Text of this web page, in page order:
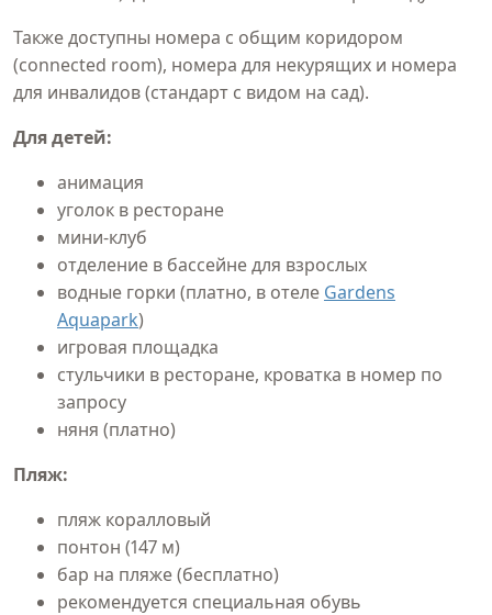
Также доступны номера с общим коридором
(connected room), номера для некурящих и номера
для инвалидов (стандарт с видом на сад).
Для детей:
анимация
уголок в ресторане
мини-клуб
отделение в бассейне для взрослых
водные горки (платно, в отеле Gardens
Aquapark)
игровая площадка
стульчики в ресторане, кроватка в номер по
запросу
няня (платно)
Пляж:
пляж коралловый
понтон (147 м)
бар на пляже (бесплатно)
рекомендуется специальная обувь